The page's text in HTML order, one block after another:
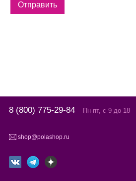
8 (800) 775-29-84 Пн-пт, с 9 до 18
shop@polashop.ru